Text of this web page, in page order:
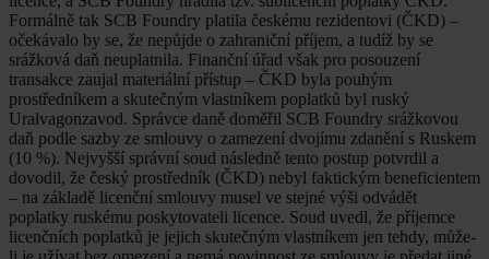
Formálně tak SCB Foundry platila českému rezidentovi (ČKD) –
očekávalo by se, že nepůjde o zahraniční příjem, a tudíž by se
srážková daň neuplatnila. Finanční úřad však pro posouzení
transakce zaujal materiální přístup – ČKD byla pouhým
prostředníkem a skutečným vlastníkem poplatků byl ruský
Uralvagonzavod. Správce daně doměřil SCB Foundry srážkovou
daň podle sazby ze smlouvy o zamezení dvojímu zdanění s Ruskem
(10 %). Nejvyšší správní soud následně tento postup potvrdil a
dovodil, že český prostředník (ČKD) nebyl faktickým beneficientem
– na základě licenční smlouvy musel ve stejné výši odvádět
poplatky ruskému poskytovateli licence. Soud uvedl, že příjemce
licenčních poplatků je jejich skutečným vlastníkem jen tehdy, může-